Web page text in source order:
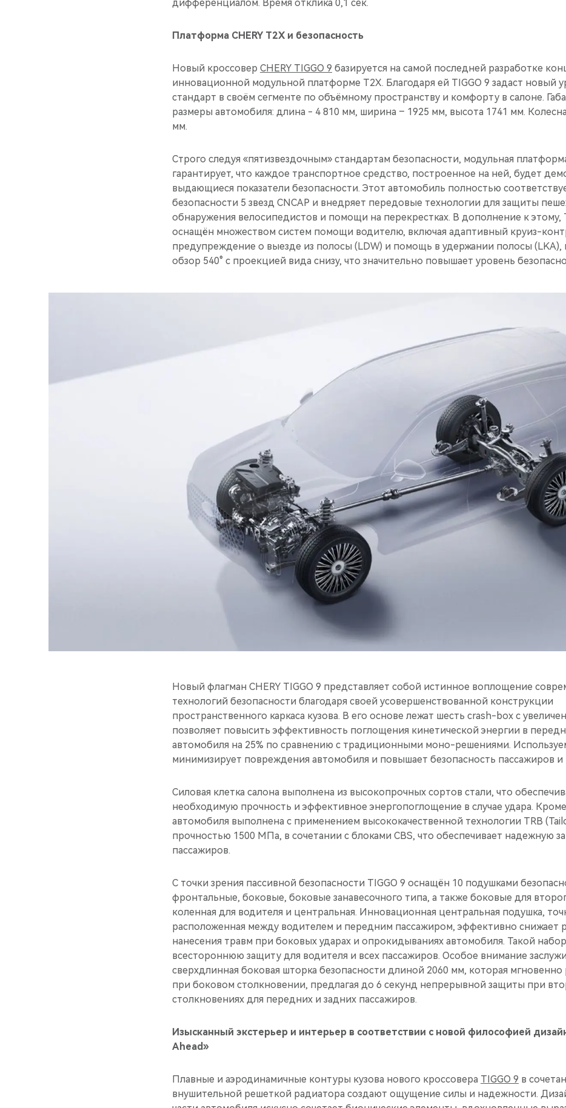
дифференциалом. Время отклика 0,1 сек.
Платформа CHERY T2X и безопасность
Новый кроссовер CHERY TIGGO 9 базируется на самой последней разработке
инновационной модульной платформе T2X. Благодаря ей TIGGO 9 задаcт новый
стандарт в своём сегменте по объёмному пространству и комфорту в салоне.
размеры автомобиля: длина - 4 810 мм, ширина – 1925 мм, высота 1741 мм.
мм.
Строго следуя «пятизвездочным» стандартам безопасности, модульная
гарантирует, что каждое транспортное средство, построенное на ней, будет
выдающиеся показатели безопасности. Этот автомобиль полностью
безопасности 5 звезд CNCAP и внедряет передовые технологии для защиты
обнаружения велосипедистов и помощи на перекрестках. В дополнение к этому,
оснащён множеством систем помощи водителю, включая адаптивный круиз-
предупреждение о выезде из полосы (LDW) и помощь в удержании полосы
обзор 540° с проекцией вида снизу, что значительно повышает уровень
Новый флагман CHERY TIGGO 9 представляет собой истинное воплощение
технологий безопасности благодаря своей усовершенствованной конструкции
пространственного каркаса кузова. В его основе лежат шесть crash-box с
позволяет повысить эффективность поглощения кинетической энергии в
автомобиля на 25% по сравнению с традиционными моно-решениями.
минимизирует повреждения автомобиля и повышает безопасность пассажиров и
Силовая клетка салона выполнена из высокопрочных сортов стали, что
необходимую прочность и эффективное энергопоглощение в случае удара.
автомобиля выполнена с применением высококачественной технологии TRB
прочностью 1500 МПа, в сочетании с блоками CBS, что обеспечивает надежную
пассажиров.
С точки зрения пассивной безопасности TIGGO 9 оснащён 10 подушками
фронтальные, боковые, боковые занавесочного типа, а также боковые для
коленная для водителя и центральная. Инновационная центральная подушка,
расположенная между водителем и передним пассажиром, эффективно снижает
нанесения травм при боковых ударах и опрокидываниях автомобиля. Такой
всестороннюю защиту для водителя и всех пассажиров. Особое внимание
сверхдлинная боковая шторка безопасности длиной 2060 мм, которая мгновенно
при боковом столкновении, предлагая до 6 секунд непрерывной защиты при
столкновениях для передних и задних пассажиров.
Изысканный экстерьер и интерьер в соответствии с новой философией
Ahead»
Плавные и аэродинамичные контуры кузова нового кроссовера TIGGO 9 в
внушительной решеткой радиатора создают ощущение силы и надежности.